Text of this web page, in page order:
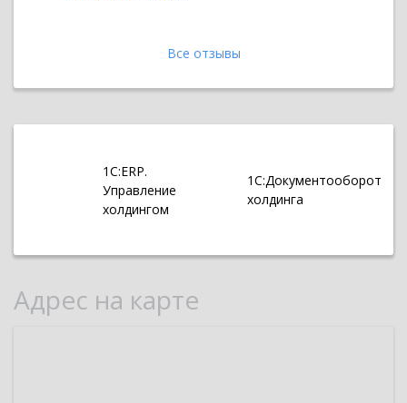
Все отзывы
1С:ERP.
Управление
холдингом
1С:Документооборот
холдинга
Адрес на карте